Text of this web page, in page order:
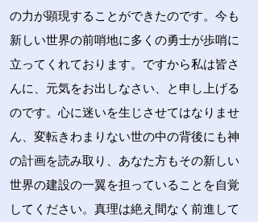
の力が顕現することができたのです。今も
新しい世界の前哨地に多くの勇士が歩哨に
立ってくれております。ですから私は皆さ
んに、元気をお出しなさい、と申し上げる
のです。心に迷いを生じさせてはなりませ
ん、変転きわまりない世の中の背後にも神
の計画を読み取り、あなた方もその新しい
世界の建設の一翼を担っていることを自覚
してください。真理は絶え間なく前進して